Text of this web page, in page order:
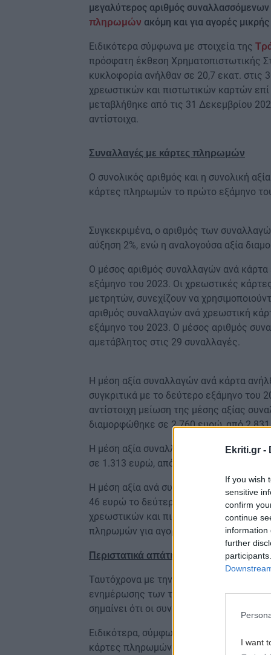
Ekriti.gr -
If you wish
sensitive
confirm
continue
information
further
I want
μεγαλύτερος αριθμός συναλλασσόμενων
πληρωμών ακόμη και για αγορές μικρής
Ειδικότερα σύμφωνα με στοιχεία της
πρόσφατη έκθεση Χρηματοπιστωτικής
κυκλοφορία ανήλθαν σε 20,7 εκατ. στις
χρεωστικών και πιστωτικών καρτών
μεταβλήθηκε από τις 31 Δεκεμβρίου
αντίστοιχα.
Συναλλαγές με κάρτες πληρωμών
Ο συνολικός αριθμός και η συνολική
κάρτες πληρωμών το πρώτο εξάμηνο
Συγκεκριμένα, ο αριθμός των
αύξηση 2%, ενώ η αναλογούσα αξία
Ο μέσος αριθμός συναλλαγών ανά
εξάμηνο του 2023. Οι χρεωστικές
μετρητών, συνεχίζουν να
αριθμός συναλλαγών ανά χρεωστική
εξάμηνο του 2023. Ο μέσος αριθμός
αμετάβλητος στις 29 συναλλαγές.
Η μέση αξία συναλλαγών ανά κάρτα
συγκριτικά με το δεύτερο εξάμηνο του
αντίστοιχη μείωση της μέσης αξίας
διαμορφώθηκε σε 2.760 ευρώ, από
Η μέση αξία συναλλαγών ανά πιστωτική
σε 1.313 ευρώ, από 1.318 ευρώ το
Η μέση αξία ανά συναλλαγή για το
46 ευρώ το δεύτερο εξάμηνο του 2023.
χρεωστικών και πιστωτικών καρτών
πληρωμών για αγορές μικρής αξίας.
Περιστατικά απάτης στις
Ταυτόχρονα με την αύξηση της χρήσης
ενημέρωσης των τελευταίων ετών
σημαίνει ότι οι συναλλασσόμενοι θα
Ειδικότερα, σύμφωνα με τα στοιχεία
κάρτες πληρωμών το πρώτο εξάμηνο